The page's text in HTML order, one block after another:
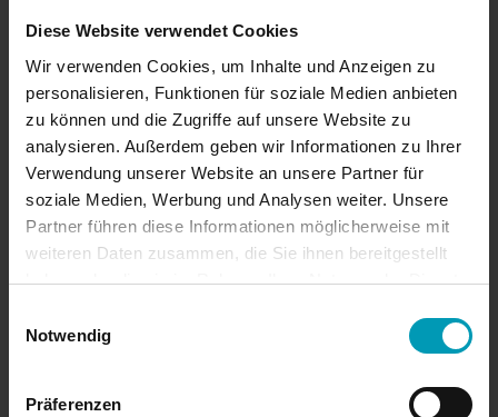
Diese Website verwendet Cookies
Wir verwenden Cookies, um Inhalte und Anzeigen zu
personalisieren, Funktionen für soziale Medien anbieten
zu können und die Zugriffe auf unsere Website zu
analysieren. Außerdem geben wir Informationen zu Ihrer
Verwendung unserer Website an unsere Partner für
soziale Medien, Werbung und Analysen weiter. Unsere
Partner führen diese Informationen möglicherweise mit
weiteren Daten zusammen, die Sie ihnen bereitgestellt
haben oder die sie im Rahmen Ihrer Nutzung der Dienste
Notwendig
Präferenzen
Oktober 2024
August 2024
Juli 2024
Juni 2024
April 2024